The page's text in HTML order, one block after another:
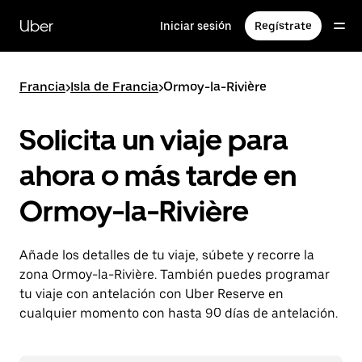
contenido
principal
Uber Iniciar sesión Regístrate
Francia>Isla de Francia>Ormoy-la-Rivière
Solicita un viaje para
ahora o más tarde en
Ormoy-la-Rivière
Añade los detalles de tu viaje, súbete y recorre la
zona Ormoy-la-Rivière. También puedes programar
tu viaje con antelación con Uber Reserve en
cualquier momento con hasta 90 días de antelación.